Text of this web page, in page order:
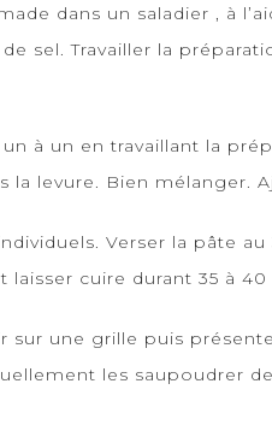
dans un saladier , à
sel. Travailler la
à un en travaillant la
la levure. Bien mélanger.
Verser la pâte
laisser cuire durant 35 à 40
sur une grille puis
les saupoudrer